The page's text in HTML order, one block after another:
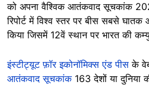
को अपना वैश्विक आतंकवाद सूचकांक
रिपोर्ट में विश्व स्तर पर बीस सबसे
किया जिसमें 12वें स्थान पर भारत की
इंस्टीट्यूट फ़ॉर इकोनॉमिक्स एंड पीस के
आतंकवाद सूचकांक163 देशों या दुनिया